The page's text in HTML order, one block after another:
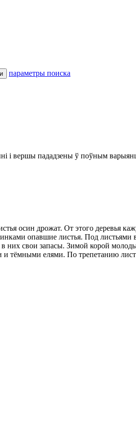
параметры поиска
і вершы пададзены ў поўным
осин дрожат. От этого деревья
опавшие листья. Под
свои запасы. Зимой корой
тёмными елями. По трепетанию